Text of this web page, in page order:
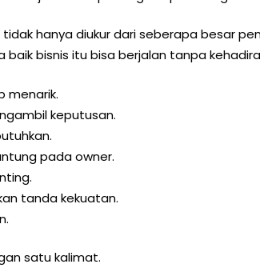
hanya diukur dari seberapa besar
baik bisnis itu bisa berjalan tanpa
menarik.
keputusan.
pada owner.
tanda kekuatan.
satu kalimat.